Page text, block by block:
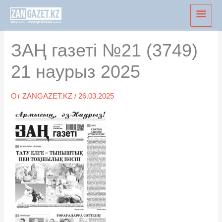
Перейти
содержимому
ЗАҢ газеті №21 (3749)
21 наурыз 2025
ОтZANGAZET.KZ/26.03.2025